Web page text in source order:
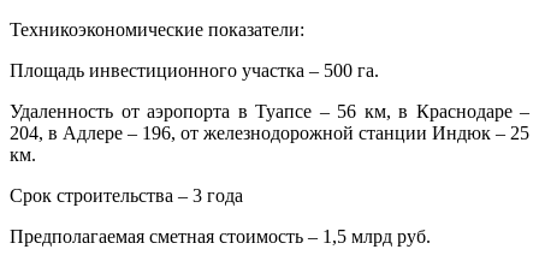
Техникоэкономические показатели:
Площадь инвестиционного участка – 500 га.
Удаленность от аэропорта в Туапсе – 56 км, в Краснодаре –
204, в Адлере – 196, от железнодорожной станции Индюк – 25
км.
Срок строительства – 3 года
Предполагаемая сметная стоимость – 1,5 млрд руб.